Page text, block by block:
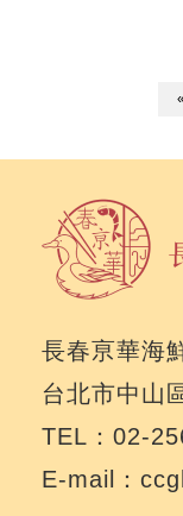
長春亰華海
台北市中山
TEL：02-
E-mail：